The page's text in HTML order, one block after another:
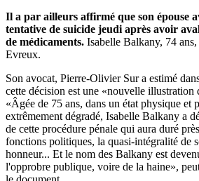
Il a par ailleurs affirmé que son épouse
tentative de suicide jeudi après avoir
de médicaments. Isabelle Balkany, 74 ans,
Evreux.
Son avocat, Pierre-Olivier Sur a estimé
cette décision est une «nouvelle illustration
«Âgée de 75 ans, dans un état physique et
extrêmement dégradé, Isabelle Balkany a
de cette procédure pénale qui aura duré
fonctions politiques, la quasi-intégralité de
honneur... Et le nom des Balkany est
l'opprobre publique, voire de la haine»,